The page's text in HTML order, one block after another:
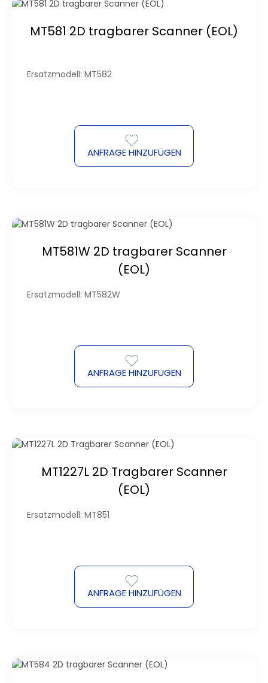
MT581 2D tragbarer Scanner (EOL)
Ersatzmodell: MT582
ANFRAGE HINZUFÜGEN
MT581W 2D tragbarer Scanner
(EOL)
Ersatzmodell: MT582W
ANFRAGE HINZUFÜGEN
MT1227L 2D Tragbarer Scanner
(EOL)
Ersatzmodell: MT851
ANFRAGE HINZUFÜGEN